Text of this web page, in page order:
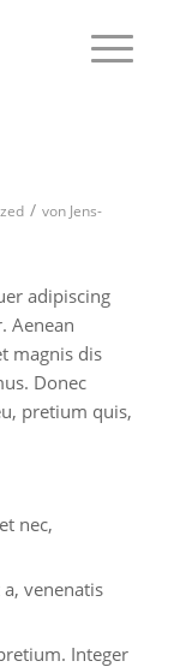
/ von Jens-
adipiscing
Aenean
magnis dis
Donec
pretium quis,
nec,
venenatis
Integer